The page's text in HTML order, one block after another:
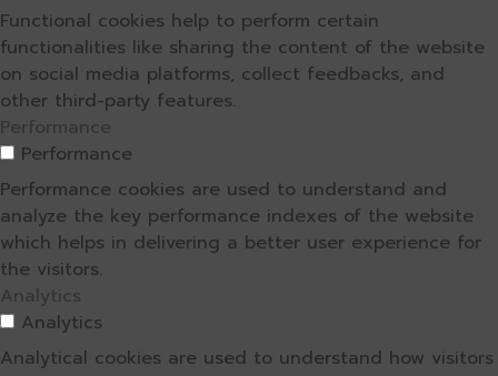
Functional cookies help to perform certain
functionalities like sharing the content of the website
on social media platforms, collect feedbacks, and
other third-party features.
Performance
Performance
Performance cookies are used to understand and
analyze the key performance indexes of the website
which helps in delivering a better user experience for
the visitors.
Analytics
Analytics
Analytical cookies are used to understand how visitors